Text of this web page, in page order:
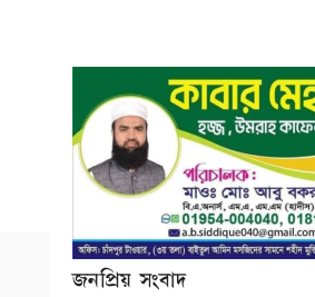
জনপ্রিয় সংবাদ